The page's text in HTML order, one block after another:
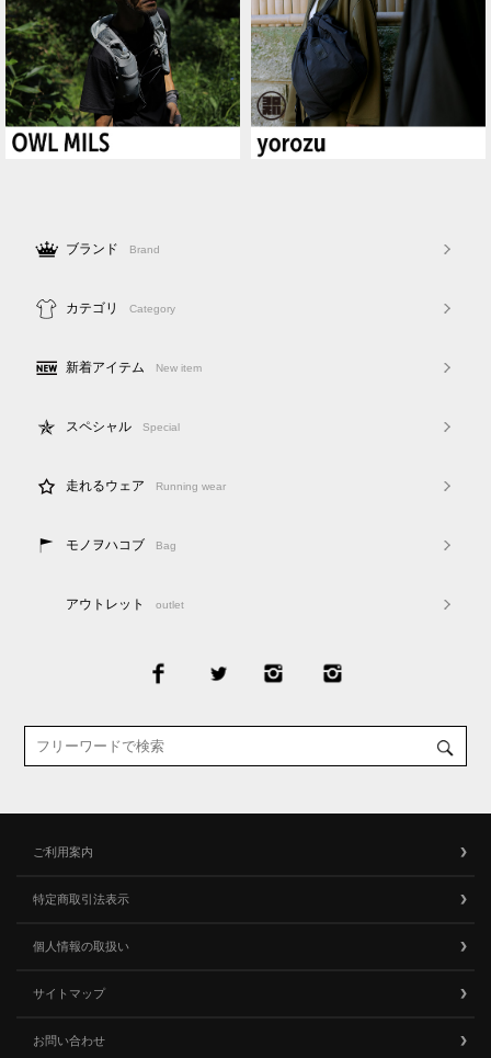
ブランド Brand
カテゴリ Category
新着アイテム New item
スペシャル Special
走れるウェア Running wear
モノヲハコブ Bag
アウトレット outlet
ご利用案内
特定商取引法表示
個人情報の取扱い
サイトマップ
お問い合わせ